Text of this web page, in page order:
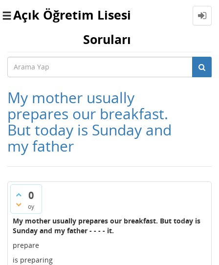
Toggle
Açık Öğretim Lisesi
Soruları
My mother usually
prepares our breakfast.
But today is Sunday and
my father
0
oy
My mother usually prepares our breakfast. But today is
Sunday and my father - - - - it.
prepare
is preparing